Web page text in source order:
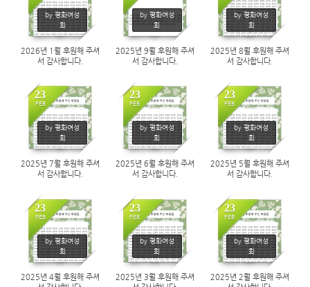
by 평화여성
회
626
2026년 1월 후원해 주셔
서 감사합니다.
by 평화여성
회
518
2025년 9월 후원해 주셔
서 감사합니다.
by 평화여성
회
445
2025년 8월 후원해 주셔
서 감사합니다.
23
FEB
by 평화여성
회
433
2025년 7월 후원해 주셔
서 감사합니다.
23
FEB
by 평화여성
회
450
2025년 6월 후원해 주셔
서 감사합니다.
23
FEB
by 평화여성
회
456
2025년 5월 후원해 주셔
서 감사합니다.
23
FEB
by 평화여성
회
416
2025년 4월 후원해 주셔
23
FEB
by 평화여성
회
423
2025년 3월 후원해 주셔
23
FEB
by 평화여성
회
447
2025년 2월 후원해 주셔